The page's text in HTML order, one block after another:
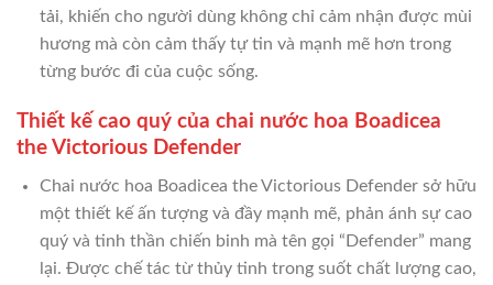
tải, khiến cho người dùng không chỉ cảm nhận được mùi
hương mà còn cảm thấy tự tin và mạnh mẽ hơn trong
từng bước đi của cuộc sống.
Thiết kế cao quý của chai nước hoa Boadicea
the Victorious Defender
Chai nước hoa Boadicea the Victorious Defender sở hữu
một thiết kế ấn tượng và đầy mạnh mẽ, phản ánh sự cao
quý và tinh thần chiến binh mà tên gọi “Defender” mang
lại. Được chế tác từ thủy tinh trong suốt chất lượng cao,